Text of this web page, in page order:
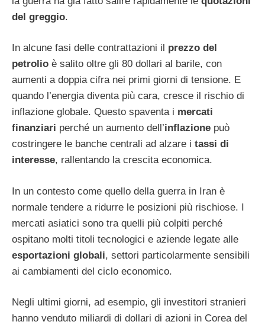
del greggio.
In alcune fasi delle contrattazioni il prezzo del
petrolio è salito oltre gli 80 dollari al barile, con
aumenti a doppia cifra nei primi giorni di tensione. E
quando l’energia diventa più cara, cresce il rischio di
inflazione globale. Questo spaventa i mercati
finanziari perché un aumento dell’inflazione può
costringere le banche centrali ad alzare i tassi di
interesse, rallentando la crescita economica.
In un contesto come quello della guerra in Iran è
normale tendere a ridurre le posizioni più rischiose. I
mercati asiatici sono tra quelli più colpiti perché
ospitano molti titoli tecnologici e aziende legate alle
esportazioni globali, settori particolarmente sensibili
ai cambiamenti del ciclo economico.
Negli ultimi giorni, ad esempio, gli investitori stranieri
hanno venduto miliardi di dollari di azioni in Corea del